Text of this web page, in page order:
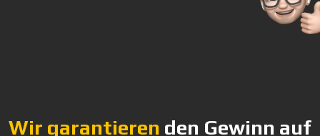
Wir garantieren den Gewinn auf